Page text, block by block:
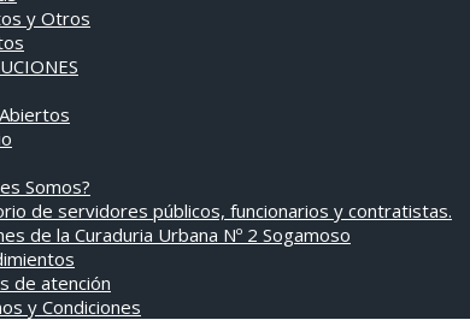
y Otros
Somos?
de servidores públicos, funcionarios y contratistas.
de la Curaduria Urbana Nº 2 Sogamoso
de atención
y Condiciones